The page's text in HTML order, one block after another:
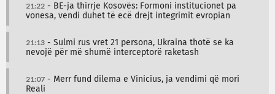
21:22 - BE-ja thirrje Kosovës: Formoni institucionet pa
vonesa, vendi duhet të ecë drejt integrimit evropian
21:13 - Sulmi rus vret 21 persona, Ukraina thotë se ka
nevojë për më shumë interceptorë raketash
21:07 - Merr fund dilema e Vinicius, ja vendimi që mori
Reali